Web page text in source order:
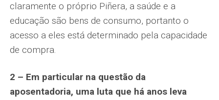
claramente o próprio Piñera, a saúde e a
educação são bens de consumo, portanto o
acesso a eles está determinado pela capacidade
de compra.
2 – Em particular na questão da
aposentadoria, uma luta que há anos leva